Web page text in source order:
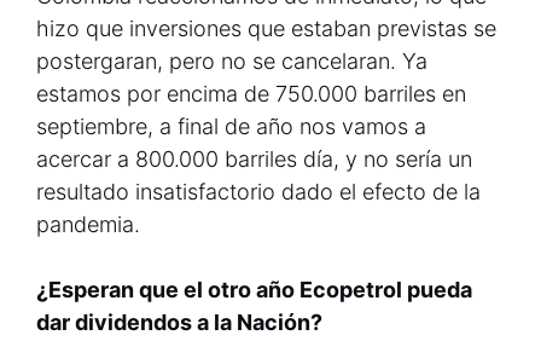
hizo que inversiones que estaban previstas se
postergaran, pero no se cancelaran. Ya
estamos por encima de 750.000 barriles en
septiembre, a final de año nos vamos a
acercar a 800.000 barriles día, y no sería un
resultado insatisfactorio dado el efecto de la
pandemia.
¿Esperan que el otro año Ecopetrol pueda
dar dividendos a la Nación?